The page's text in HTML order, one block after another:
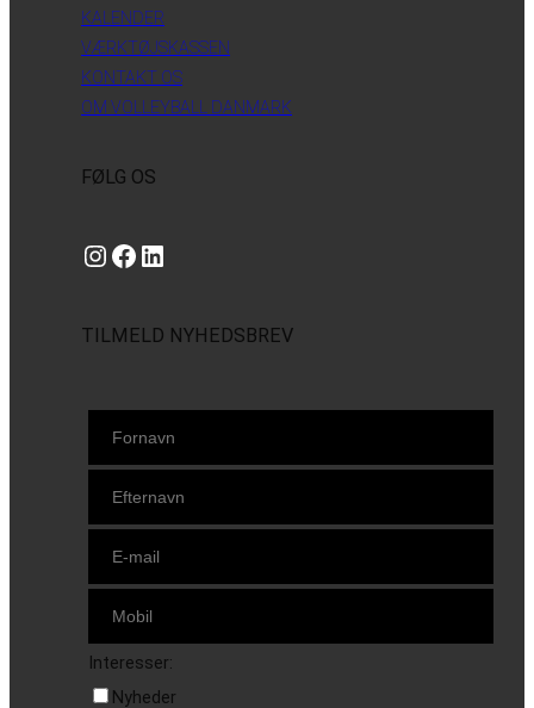
KALENDER
VÆRKTØJSKASSEN
KONTAKT OS
OM VOLLEYBALL DANMARK
FØLG OS
Instagram https://www.facebook.com/danishbeachvolleytour LinkedIn
TILMELD NYHEDSBREV
Interesser:
Nyheder